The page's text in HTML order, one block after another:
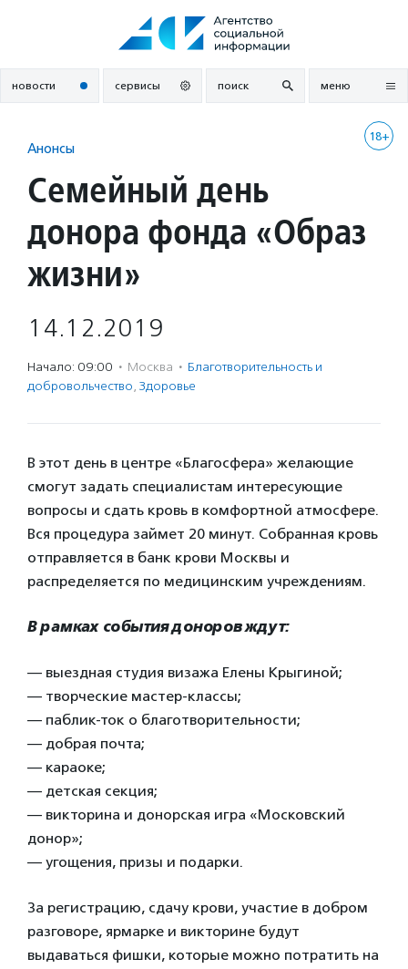
новости сервисы поиск меню
18+
Анонсы
Семейный день
донора фонда «Образ
жизни»
14.12.2019
Начало: 09:00 · Москва · Благотвори­тель­ность и
доброволь­чест­во, Здоровье
В этот день в центре «Благосфера» желающие
смогут задать специалистам интересующие
вопросы и сдать кровь в комфортной атмосфере.
Вся процедура займет 20 минут. Собранная кровь
отправляется в банк крови Москвы и
распределяется по медицинским учреждениям.
В рамках события доноров ждут:
— выездная студия визажа Елены Крыгиной;
— творческие мастер-классы;
— паблик-ток о благотворительности;
— добрая почта;
— караоке;
— детская секция;
— викторина и донорская игра «Московский
донор»;
— угощения, призы и подарки.
За регистрацию, сдачу крови, участие в добром
разговоре, ярмарке и викторине будут
выдаваться фишки, которые можно потратить на